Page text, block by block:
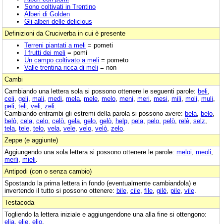
Sono coltivati in Trentino
Alberi di Golden
Gli alberi delle delicious
Definizioni da Cruciverba in cui è presente
Terreni piantati a meli = pometi
I frutti dei meli = pomi
Un campo coltivato a meli = pometo
Valle trentina ricca di meli = non
Cambi
Cambiando una lettera sola si possono ottenere le seguenti parole: beli
celi geli mali medi mela mele melo meni meri mesi mili moli muli
peli teli veli zeli
Cambiando entrambi gli estremi della parola si possono avere: bela belo
belò cela celo celò gela gelo gelò help pela pelo pelò relè selz
tela tele telo vela vele velo velò zelo
Zeppe (e aggiunte)
Aggiungendo una sola lettera si possono ottenere le parole: meloi meoli
merli mieli
Antipodi (con o senza cambio)
Spostando la prima lettera in fondo (eventualmente cambiandola) e
invertendo il tutto si possono ottenere: bile cile file gilè pile vile
Testacoda
Togliendo la lettera iniziale e aggiungendone una alla fine si ottengono:
elia elie elio